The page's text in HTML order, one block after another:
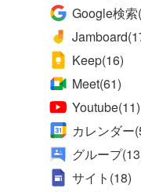
Google検索
Jamboard
Keep(16)
Meet(61)
Youtube(11)
カレンダー
グループ
サイト (18)